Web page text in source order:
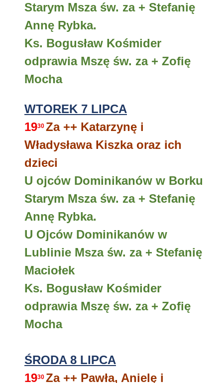
Starym Msza św. za + Stefanię
Annę Rybka.
Ks. Bogusław Kośmider
odprawia Mszę św. za + Zofię
Mocha
WTOREK 7 LIPCA
1930 Za ++ Katarzynę i
Władysława Kiszka oraz ich
dzieci
U ojców Dominikanów w Borku
Starym Msza św. za + Stefanię
Annę Rybka.
U Ojców Dominikanów w
Lublinie Msza św. za + Stefanię
Maciołek
Ks. Bogusław Kośmider
odprawia Mszę św. za + Zofię
Mocha
ŚRODA 8 LIPCA
1930 Za ++ Pawła, Anielę i